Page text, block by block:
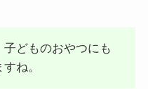
どものおやつにも
ね。